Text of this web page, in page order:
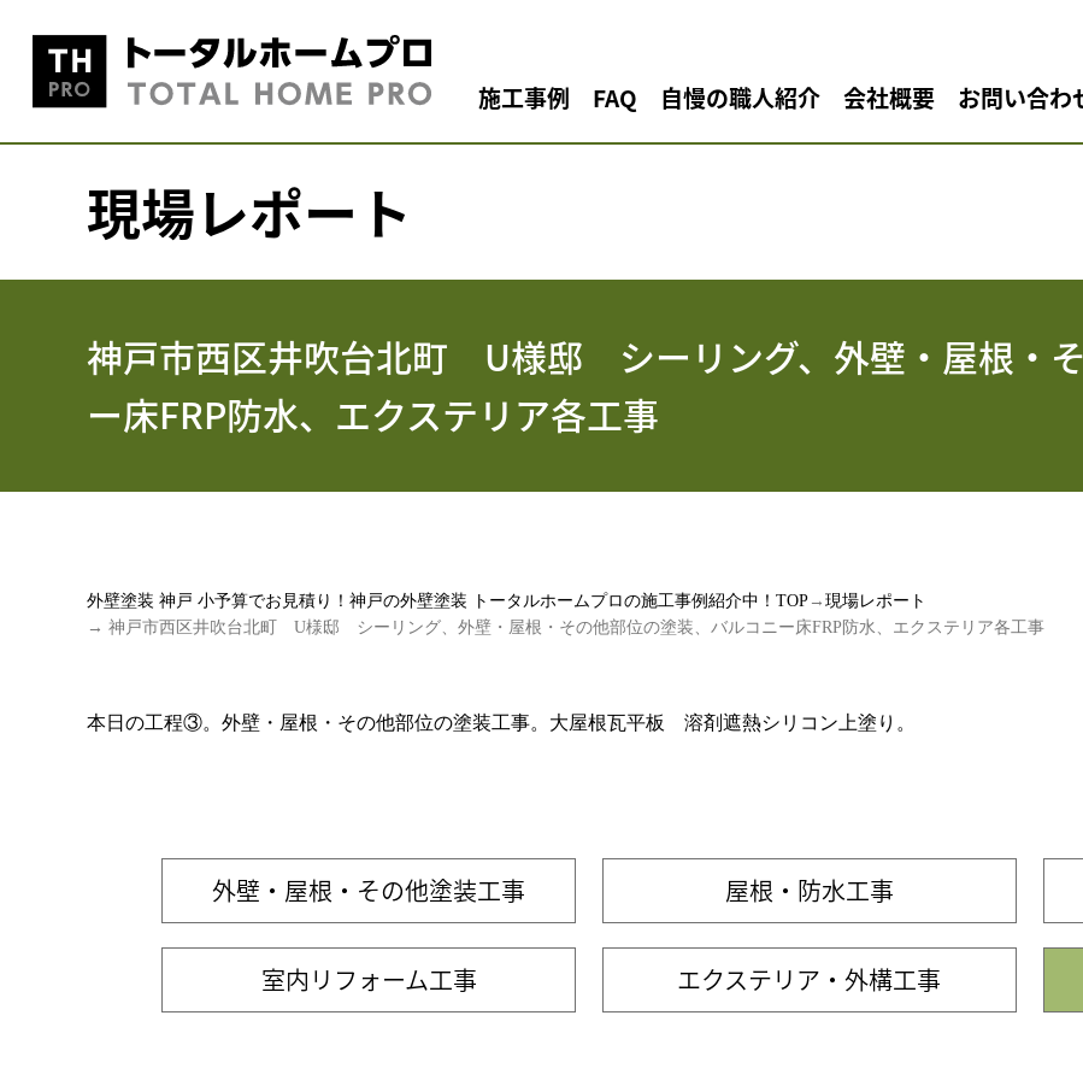
施工事例 FAQ 自慢の職人紹介 会社概要 お問い合わ
現場レポート
神戸市西区井吹台北町 U様邸 シーリング、外壁・屋根・
ー床FRP防水、エクステリア各工事
外壁塗装 神戸 小予算でお見積り！神戸の外壁塗装 トータルホームプロの施工事例紹介中！TOP → 現場レポート
→ 神戸市西区井吹台北町 U様邸 シーリング、外壁・屋根・その他部位の塗装、バルコニー床FRP防水、エクステリア各工事
本日の工程③。外壁・屋根・その他部位の塗装工事。大屋根瓦平板 溶剤遮熱シリコン上塗り。
外壁・屋根・その他塗装工事 屋根・防水工事
室内リフォーム工事 エクステリア・外構工事